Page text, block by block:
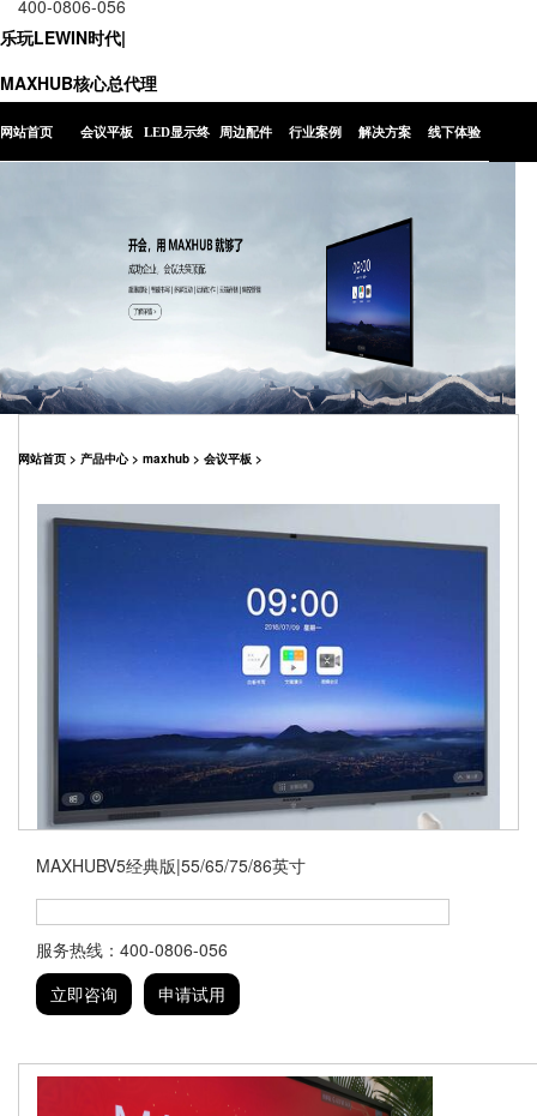
乐玩LEWIN时代|
MAXHUB核心总代理
400-0806-056
网站首页 会议平板 LED显示终 周边配件 行业案例 解决方案 线下体验
网站首页 > 产品中心> maxhub > 会议平板 >
MAXHUBV5经典版|55/65/75/86英寸
服务热线：400-0806-056
立即咨询
申请试用